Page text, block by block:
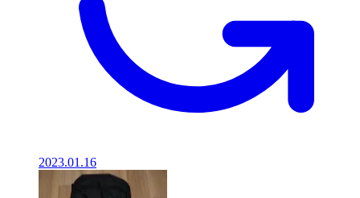
2023.01.16